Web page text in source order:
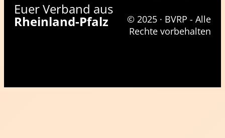
Euer Verband aus
Rheinland-Pfalz
© 2025 · BVRP - Alle
Rechte vorbehalten